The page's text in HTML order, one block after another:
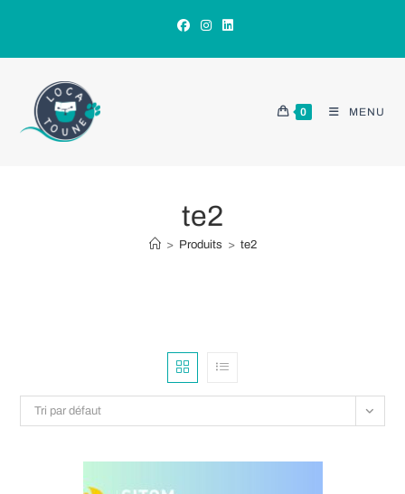
content
0 MENU
te2
> Produits > te2
Tri par défaut